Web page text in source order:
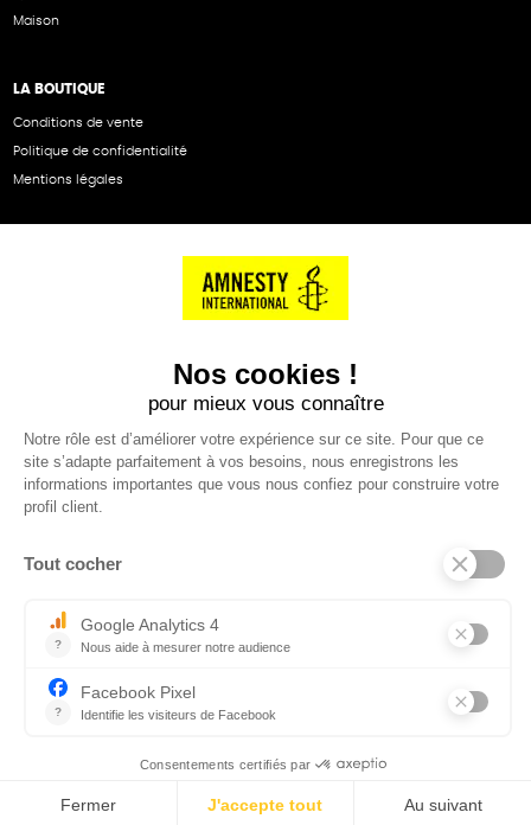
Maison
LA BOUTIQUE
Conditions de vente
Politique de confidentialité
Mentions légales
Nous contacter
Renvoyer des articles
Une boutique élaborée avec par RGOODS